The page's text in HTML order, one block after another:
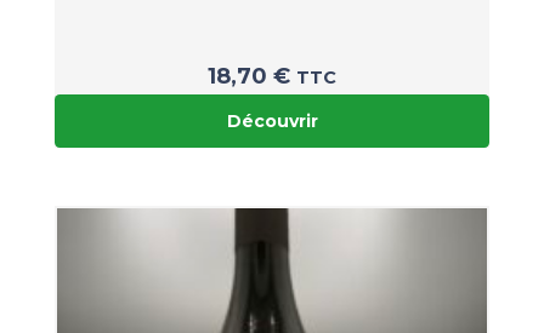
18,70 € TTC
Découvrir